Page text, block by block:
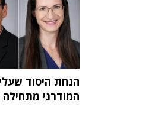
הנחת היסוד
המודרני